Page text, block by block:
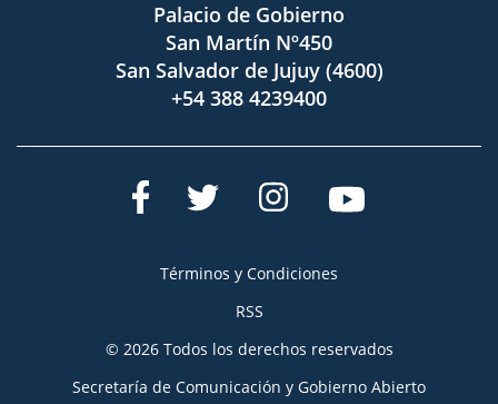
Palacio de Gobierno
San Martín Nº450
San Salvador de Jujuy (4600)
+54 388 4239400
Términos y Condiciones
RSS
© 2026 Todos los derechos reservados
Secretaría de Comunicación y Gobierno Abierto